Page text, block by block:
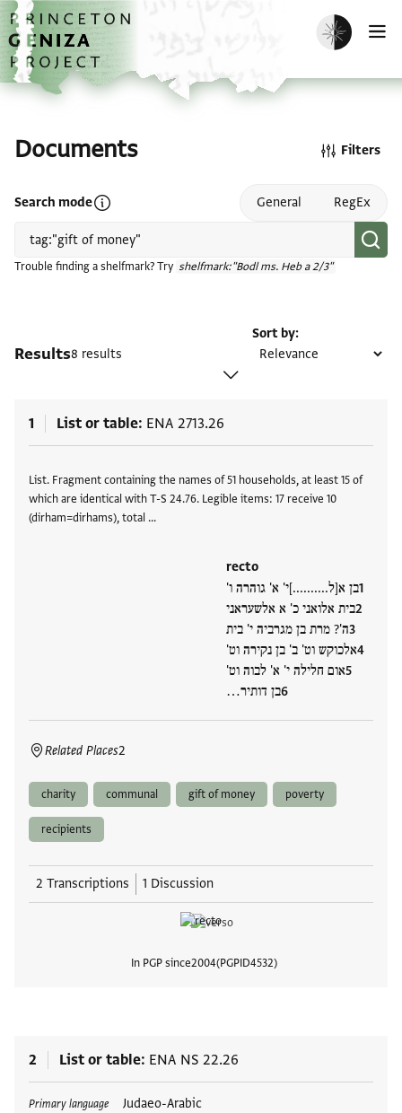
Skip to main content
home
Enable dark
Documents
Search modeOpen search mode help General RegEx
Trouble finding a shelfmark? Try shelfmark:"Bodl ms. Heb a 2/3"
Filters
Results8 results
Sort by
1 List or table ENA 2713.26
List. Fragment containing the names of 51 households, at least 15 of
which are identical with T-S 24.76. Legible items: 17 receive 10
(dirham=dirhams), total …
recto
בן א[ל..........]י' א' גוהרה ו'
בית אלואני כ' א אלשעראני
ה'? מרת בן מגרביה י' בית
אלכוקש וט' ב' בן נקירה וט'
אום חלילה י' א' לבוה וט'
בן דותיר…
Related Places2
charity communal gift of money poverty
recipients
2 Transcriptions 1 Discussion
In PGP since2004 PGPID4532
2 List or table ENA NS 22.26
Primary language Judaeo-Arabic
Tags